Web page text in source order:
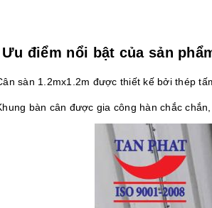
Ưu điểm nổi bật của sản
sàn 1.2mx1.2m được thiết kế bởi thép
bàn cân được gia công hàn chắc